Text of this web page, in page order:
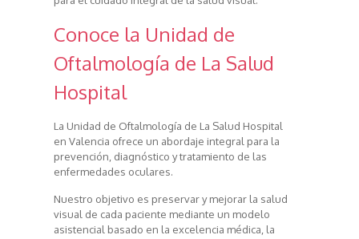
Conoce la Unidad de
Oftalmología de La Salud
Hospital
La Unidad de Oftalmología de La Salud Hospital
en Valencia ofrece un abordaje integral para la
prevención, diagnóstico y tratamiento de las
enfermedades oculares.
Nuestro objetivo es preservar y mejorar la salud
visual de cada paciente mediante un modelo
asistencial basado en la excelencia médica, la